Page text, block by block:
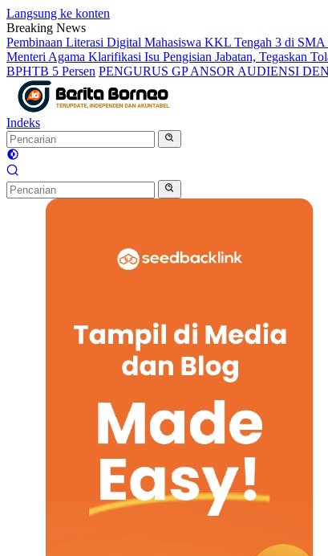
Langsung ke konten
Breaking News
Pembinaan Literasi Digital Mahasiswa KKL Tengah 3 di
Menteri Agama Klarifikasi Isu Pengisian Jabatan, Tegaskan
BPHTB 5 Persen PENGURUS GP ANSOR AUDIENSI
Indeks